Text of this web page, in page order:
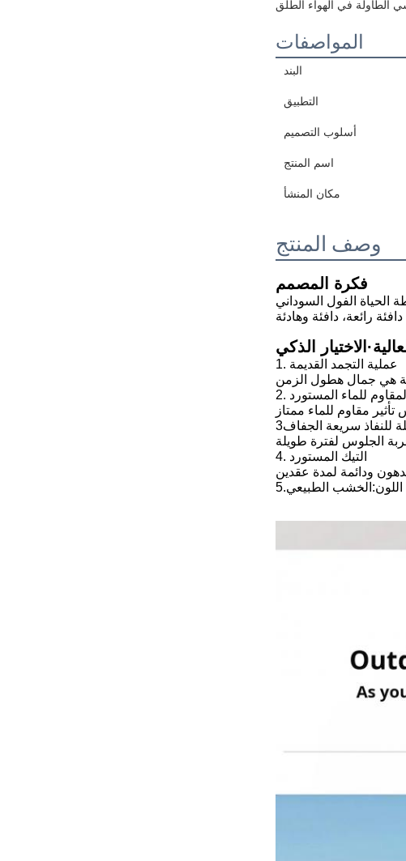
المواصفات
البند
التطبيق
أسلوب التصميم
اسم المنتج
مكان المنشأ
وصف المنتج
فكرة المصمم
الحياة الفول السوداني
الذكي
1. عملية التجمد القديمة
هي جمال هطول الزمن
للماء المستورد
مقاوم للماء ممتاز
للنفاذ سريعة الجفاف
الجلوس لفترة طويلة
4. التيك المستورد
5.
اللون: الخشب الطبيعي